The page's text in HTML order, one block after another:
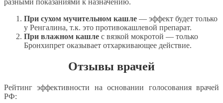
разными показаниями к назначению.
При сухом мучительном кашле — эффект будет только
у Ренгалина, т.к. это противокашлевой препарат.
При влажном кашле с вязкой мокротой — только
Бронхипрет оказывает отхаркивающее действие.
Отзывы врачей
Рейтинг эффективности на основании голосования врачей
РФ: